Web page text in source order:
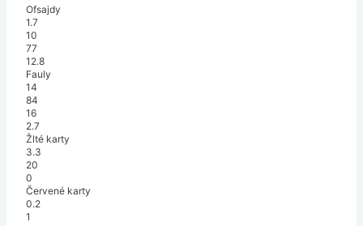
Ofsajdy
1.7
10
77
12.8
Fauly
14
84
16
2.7
Žlté karty
3.3
20
0
Červené karty
0.2
1